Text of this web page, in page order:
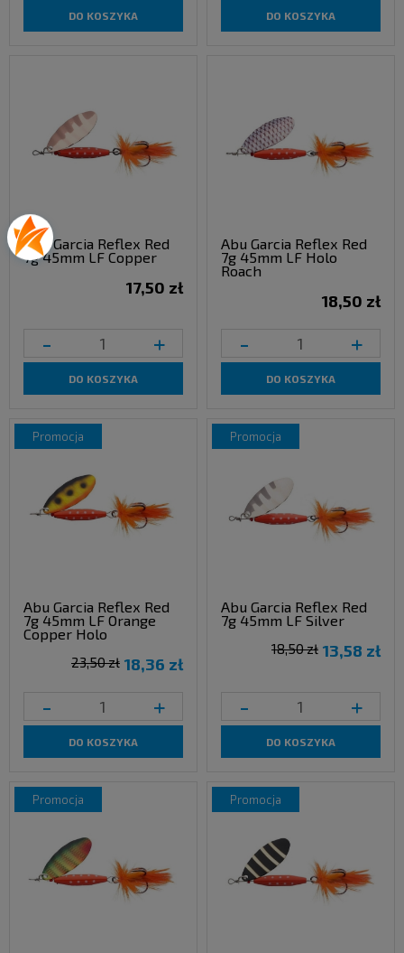
DO KOSZYKA DO KOSZYKA
Abu Garcia Reflex Red
7g 45mm LF Copper
17,50 zł
- +
DO KOSZYKA
Abu Garcia Reflex Red
7g 45mm LF Holo
Roach
18,50 zł
- +
DO KOSZYKA
Abu Garcia Reflex Red
7g 45mm LF Orange
Copper Holo
18,36 zł
23,50 zł
- +
DO KOSZYKA
promocja
Abu Garcia Reflex Red
7g 45mm LF Silver
13,58 zł
18,50 zł
- +
DO KOSZYKA
promocja
promocja promocja